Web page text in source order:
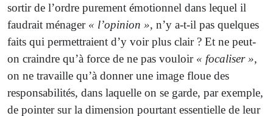
sortir de l’ordre purement émotionnel dans lequel il
faudrait ménager « l’opinion », n’y a-t-il pas quelques
faits qui permettraient d’y voir plus clair ? Et ne peut-
on craindre qu’à force de ne pas vouloir « focaliser »,
on ne travaille qu’à donner une image floue des
responsabilités, dans laquelle on se garde, par exemple,
de pointer sur la dimension pourtant essentielle de leur